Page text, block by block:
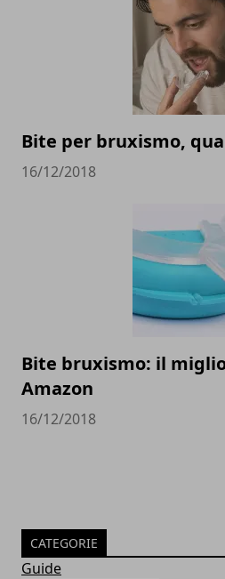
Bite per bruxismo,
16/12/2018
Bite bruxismo: il
Amazon
16/12/2018
CATEGORIE
Guide